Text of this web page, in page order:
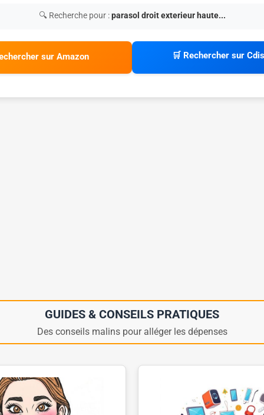
🔍 Recherche pour :parasol droit exterieur haute...
sur Amazon 🛒 Rechercher sur
GUIDES & CONSEILS PRATIQUES
Des conseils malins pour alléger les dépenses